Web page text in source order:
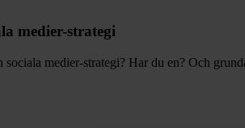
medier-strategi
sociala medier-strategi? Har du en? Och